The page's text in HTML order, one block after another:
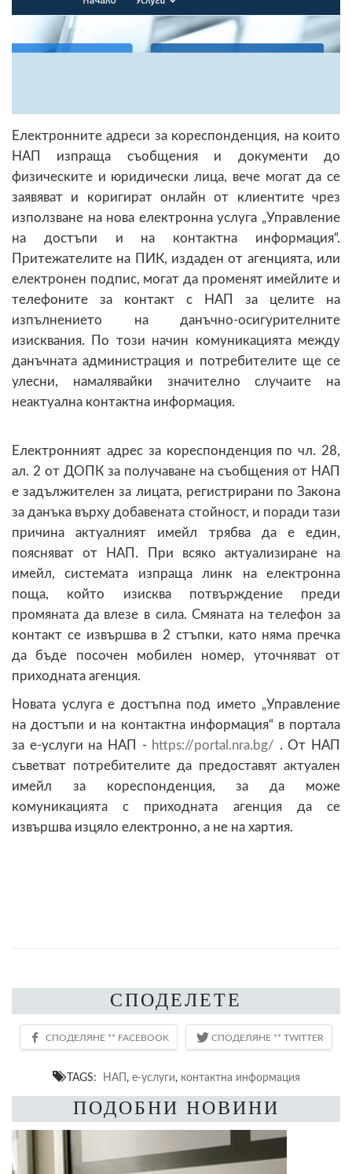
Електронните адреси за кореспонденция, на които
НАП изпраща съобщения и документи до
физическите и юридически лица, вече могат да се
заявяват и коригират онлайн от клиентите чрез
използване на нова електронна услуга „Управление
на достъпи и на контактна информация“.
Притежателите на ПИК, издаден от агенцията, или
електронен подпис, могат да променят имейлите и
телефоните за контакт с НАП за целите на
изпълнението на данъчно-осигурителните
изисквания. По този начин комуникацията между
данъчната администрация и потребителите ще се
улесни, намалявайки значително случаите на
неактуална контактна информация.
Електронният адрес за кореспонденция по чл. 28,
ал. 2 от ДОПК за получаване на съобщения от НАП
е задължителен за лицата, регистрирани по Закона
за данъка върху добавената стойност, и поради тази
причина актуалният имейл трябва да е един,
поясняват от НАП. При всяко актуализиране на
имейл, системата изпраща линк на електронна
поща, който изисква потвърждение преди
промяната да влезе в сила. Смяната на телефон за
контакт се извършва в 2 стъпки, като няма пречка
да бъде посочен мобилен номер, уточняват от
приходната агенция.
Новата услуга е достъпна под името „Управление
на достъпи и на контактна информация“ в портала
за е-услуги на НАП - https://portal.nra.bg/ . От НАП
съветват потребителите да предоставят актуален
имейл за кореспонденция, за да може
комуникацията с приходната агенция да се
извършва изцяло електронно, а не на хартия.
СПОДЕЛЕТЕ
TAGS: НАП , е-услуги, контактна информация
ПОДОБНИ НОВИНИ